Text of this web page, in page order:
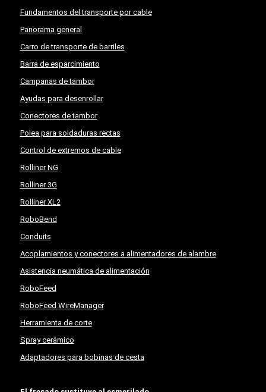
Fundamentos del transporte por cable
Panorama general
Carro de transporte de barriles
Barra de esparcimiento
Campanas de tambor
Ayudas para desenrollar
Conectores de tambor
Polea para soldaduras rectas
Control de extremos de cable
Rolliner NG
Rolliner 3G
Rolliner XL2
RoboBend
Conduits
Acoplamientos y conectores a alimentadores de alambre
Asistencia neumática de alimentación
RoboFeed
RoboFeed WireManager
Herramienta de corte
Spray cerámico
Adaptadores para bobinas de cesta